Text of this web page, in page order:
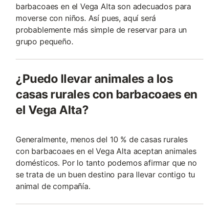
barbacoaes en el Vega Alta son adecuados para
moverse con niños. Así pues, aquí será
probablemente más simple de reservar para un
grupo pequeño.
¿Puedo llevar animales a los
casas rurales con barbacoaes en
el Vega Alta?
Generalmente, menos del 10 % de casas rurales
con barbacoaes en el Vega Alta aceptan animales
domésticos. Por lo tanto podemos afirmar que no
se trata de un buen destino para llevar contigo tu
animal de compañía.